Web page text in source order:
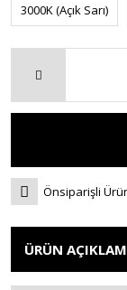
3000K (Açık Sarı)
Önsiparişli
ÜRÜN